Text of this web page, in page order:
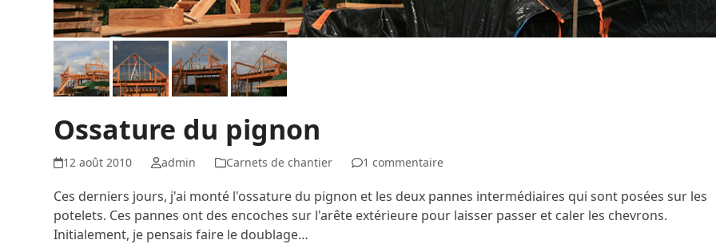
Ossature du pignon
12 août 2010 admin Carnets de chantier 1 commentaire
Ces derniers jours, j'ai monté l'ossature du pignon et les deux pannes intermédiaires qui sont posées sur les
potelets. Ces pannes ont des encoches sur l'arête extérieure pour laisser passer et caler les chevrons.
Initialement, je pensais faire le doublage…